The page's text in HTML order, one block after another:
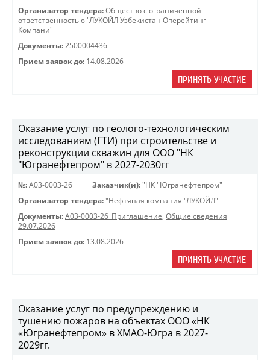
Организатор тендера: Общество с ограниченной
ответственностью "ЛУКОЙЛ Узбекистан Оперейтинг
Компани"
Документы: 2500004436
Прием заявок до: 14.08.2026
ПРИНЯТЬ УЧАСТИЕ
Оказание услуг по геолого-технологическим
исследованиям (ГТИ) при строительстве и
реконструкции скважин для ООО "НК
"Югранефтепром" в 2027-2030гг
№: A03-0003-26 Заказчик(и): "НК "Югранефтепром"
Организатор тендера: "Нефтяная компания "ЛУКОЙЛ"
Документы: A03-0003-26_Приглашение, Общие сведения
29.07.2026
Прием заявок до: 13.08.2026
ПРИНЯТЬ УЧАСТИЕ
Оказание услуг по предупреждению и
тушению пожаров на объектах ООО «НК
«Югранефтепром» в ХМАО-Югра в 2027-
2029гг.